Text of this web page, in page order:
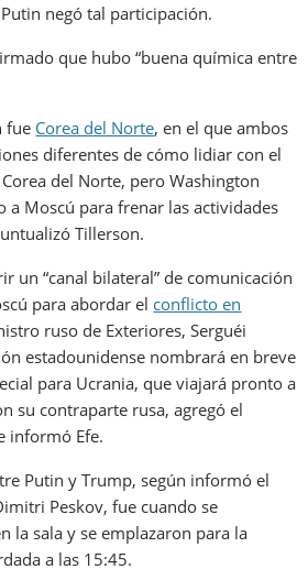
negó tal participación.
que hubo “buena química entre
fue Corea del Norte, en el que ambos
diferentes de cómo lidiar con el
del Norte, pero Washington
a Moscú para frenar las actividades
Tillerson.
un “canal bilateral” de comunicación
para abordar el conflicto en
ruso de Exteriores, Serguéi
estadounidense nombrará en breve
para Ucrania, que viajará pronto a
su contraparte rusa, agregó el
informó Efe.
Putin y Trump, según informó el
Peskov, fue cuando se
la sala y se emplazaron para la
a las 15:45.